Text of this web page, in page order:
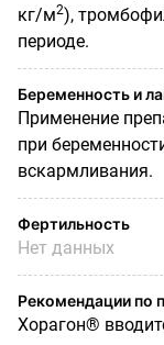
кг/м2),
периоде.
Беременность и
Применение
при
вскармливания.
Фертильность
Нет данных
Рекомендации по
Хорагон®